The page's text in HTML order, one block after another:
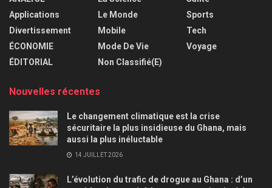
Applications
Divertissement
ÉCONOMIE
ÉDITORIAL
Le Monde
Mobile
Mode De Vie
Non Classifié(e)
Sports
Tech
Voyage
Nouvelles récentes
Le changement climatique est la crise
sécuritaire la plus insidieuse du Ghana, mais
aussi la plus inéluctable
14 JUILLET 2026
L’évolution du trafic de drogue au Ghana : d’un